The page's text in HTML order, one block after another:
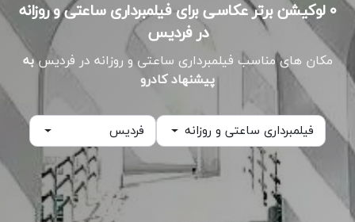
۰ لوکیشن برتر عکاسی برای فیلمبرداری ساعتی و روزانه
در فردیس
مکان های مناسب فیلمبرداری ساعتی و روزانه در فردیسبه
پیشنهاد کادرو
فیلمبرداری ساعتی و روزانه فردیس